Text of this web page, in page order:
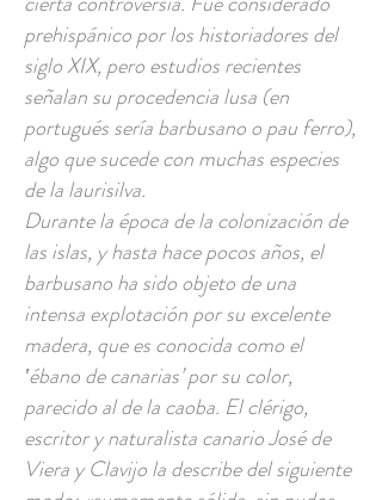
prehispánico por los historiadores del
siglo XIX, pero estudios recientes
señalan su procedencia lusa (en
portugués sería barbusano o pau ferro),
algo que sucede con muchas especies
de la laurisilva.
Durante la época de la colonización de
las islas, y hasta hace pocos años, el
barbusano ha sido objeto de una
intensa explotación por su excelente
madera, que es conocida como el
‛ébano de canarias’ por su color,
parecido al de la caoba. El clérigo,
escritor y naturalista canario José de
Viera y Clavijo la describe del siguiente